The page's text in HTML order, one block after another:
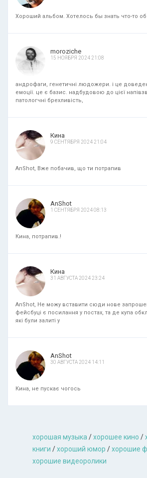
Хороший альбом. Хотелось бы знать что-то об
moroziche
15 НОЯБРЯ 2024 21:08
андрофаги, генетичні людожери. і це
емоції. це є базис. надбудовою до цієї
патологчні брехливість,
Кина
9 СЕНТЯБРЯ 2024 21:04
AnShot, Вже побачив, що ти потрапив
AnShot
1 СЕНТЯБРЯ 2024 08:13
Кина, потрапив.!
Кина
31 АВГУСТА 2024 23:24
AnShot, Не можу вставити сюди нове
фейсбуці є посилання у постах, та де купа
які були залиті у
AnShot
30 АВГУСТА 2024 14:11
Кина, не пускає чогось
хорошая музыкa /хорошее кино /
книги /хороший юмор /хорошие
хорошие видеоролики